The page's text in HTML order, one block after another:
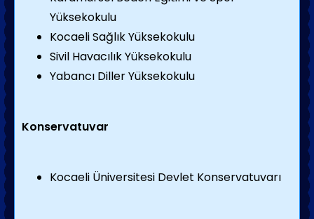
Yüksekokulu
Kocaeli Sağlık Yüksekokulu
Sivil Havacılık Yüksekokulu
Yabancı Diller Yüksekokulu
Konservatuvar
Kocaeli Üniversitesi Devlet Konservatuvarı